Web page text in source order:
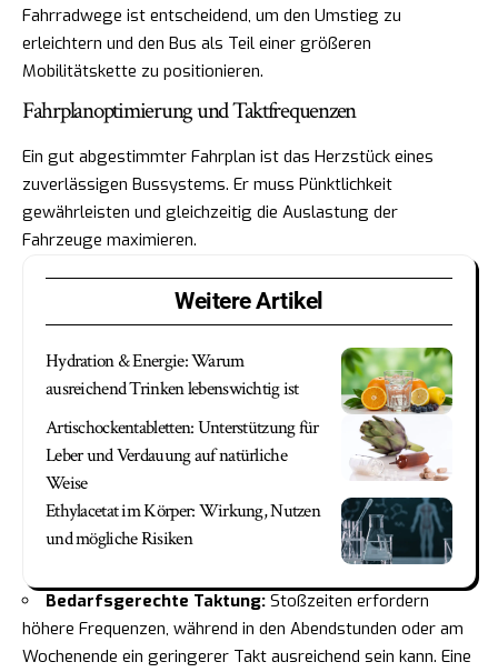
Fahrradwege ist entscheidend, um den Umstieg zu
erleichtern und den Bus als Teil einer größeren
Mobilitätskette zu positionieren.
Fahrplanoptimierung und Taktfrequenzen
Ein gut abgestimmter Fahrplan ist das Herzstück eines
zuverlässigen Bussystems. Er muss Pünktlichkeit
gewährleisten und gleichzeitig die Auslastung der
Fahrzeuge maximieren.
Weitere Artikel
Hydration & Energie: Warum
ausreichend Trinken lebenswichtig ist
Artischockentabletten: Unterstützung für
Leber und Verdauung auf natürliche
Weise
Ethylacetat im Körper: Wirkung, Nutzen
und mögliche Risiken
Bedarfsgerechte Taktung: Stoßzeiten erfordern
höhere Frequenzen, während in den Abendstunden oder am
Wochenende ein geringerer Takt ausreichend sein kann. Eine